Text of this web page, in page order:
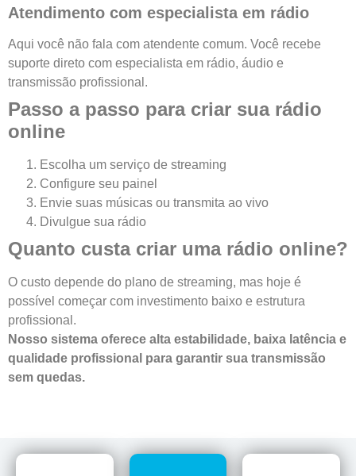
Atendimento com especialista em rádio
Aqui você não fala com atendente comum. Você recebe
suporte direto com especialista em rádio, áudio e
transmissão profissional.
Passo a passo para criar sua rádio
online
Escolha um serviço de streaming
Configure seu painel
Envie suas músicas ou transmita ao vivo
Divulgue sua rádio
Quanto custa criar uma rádio online?
O custo depende do plano de streaming, mas hoje é
possível começar com investimento baixo e estrutura
profissional.
Nosso sistema oferece alta estabilidade, baixa latência e
qualidade profissional para garantir sua transmissão
sem quedas.